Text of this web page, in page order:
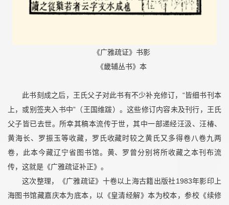
《广雅疏证》书影
《畿辅丛书》本
此书刻成之后，王氏父子对此书有不少补充修订，“皆细书刊本
上，或别签夹入书中”（王国维跋）。这些修订内容未及刊行，王氏
父子皆已去世。所幸其稿本流传于世，其中一部递经汪汲、汪椿、
黄海长、罗振玉等收藏，罗氏收藏时较之黄氏又多得卷八卷九两
卷，此本今藏辽宁省图书馆。黄、罗曾分别将所收藏之本刊布流
传，这就是《广雅疏证补正》。
这次整理，《广雅疏证》十卷以上海古籍出版社1983年影印上
海图书馆藏嘉庆本为底本，以《皇清经解》本为校本，参校《续修